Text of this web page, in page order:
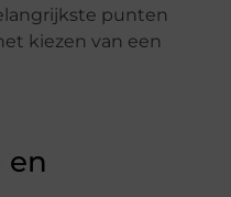
punten
kiezen van een
en